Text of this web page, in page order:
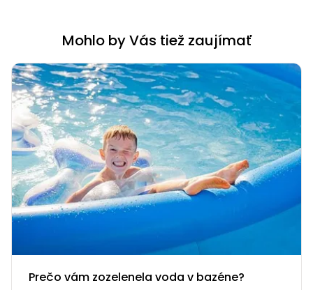
Mohlo by Vás tiež zaujímať
Prečo vám zozelenela voda v bazéne?